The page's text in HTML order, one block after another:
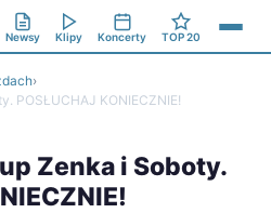
Newsy Klipy Koncerty TOP 20
›
POSŁUCHAJ KONIECZNIE!
Zenka i Soboty.